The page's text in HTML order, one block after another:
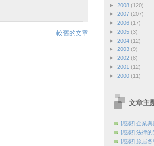
較舊的文章
► 2008 (120)
► 2007 (207)
► 2006 (17)
► 2005 (3)
► 2004 (12)
► 2003 (9)
► 2002 (8)
► 2001 (12)
► 2000 (11)
文章主
[感想] 企業與
[感想] 法律的
[感想] 旅居各